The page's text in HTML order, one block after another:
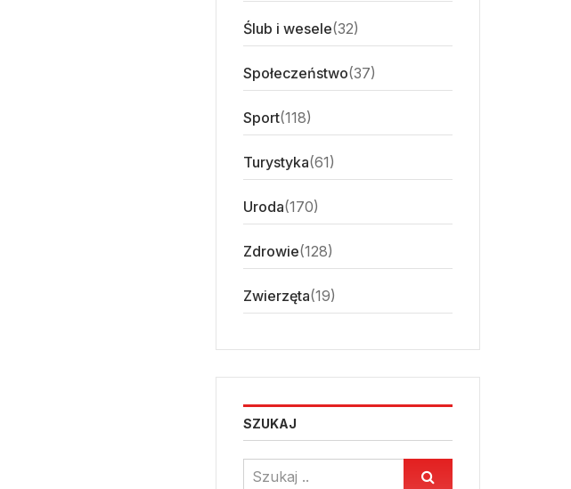
Ślub i wesele(32)
Społeczeństwo(37)
Sport(118)
Turystyka(61)
Uroda(170)
Zdrowie(128)
Zwierzęta(19)
SZUKAJ